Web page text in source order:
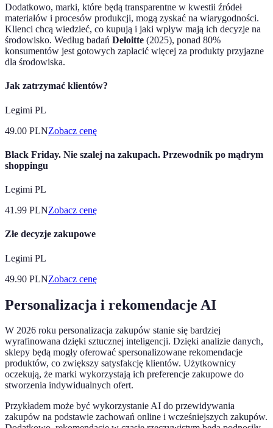
Dodatkowo, marki, które będą transparentne w kwestii źródeł
materiałów i procesów produkcji, mogą zyskać na wiarygodności.
Klienci chcą wiedzieć, co kupują i jaki wpływ mają ich decyzje na
środowisko. Według badań Deloitte (2025), ponad 80%
konsumentów jest gotowych zapłacić więcej za produkty przyjazne
dla środowiska.
Jak zatrzymać klientów?
Legimi PL
49.00 PLNZobacz cenę
Black Friday. Nie szalej na zakupach. Przewodnik po mądrym
shoppingu
Legimi PL
41.99 PLNZobacz cenę
Złe decyzje zakupowe
Legimi PL
49.90 PLNZobacz cenę
Personalizacja i rekomendacje AI
W 2026 roku personalizacja zakupów stanie się bardziej
wyrafinowana dzięki sztucznej inteligencji. Dzięki analizie danych,
sklepy będą mogły oferować spersonalizowane rekomendacje
produktów, co zwiększy satysfakcję klientów. Użytkownicy
oczekują, że marki wykorzystają ich preferencje zakupowe do
stworzenia indywidualnych ofert.
Przykładem może być wykorzystanie AI do przewidywania
zakupów na podstawie zachowań online i wcześniejszych zakupów.